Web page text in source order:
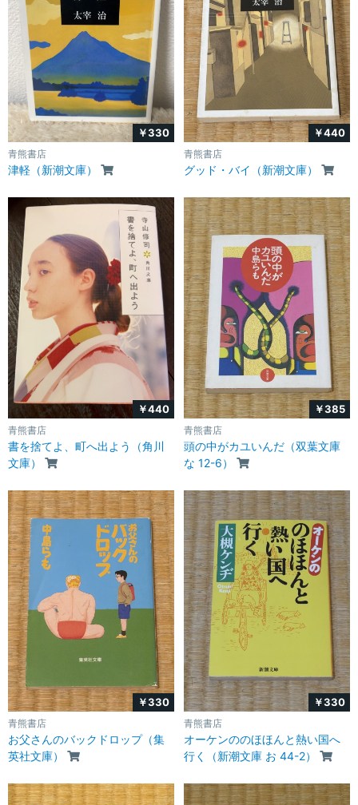
￥330
青熊書店
津軽（新潮文庫）
￥440
青熊書店
グッド・バイ（新潮文庫）
￥440
青熊書店
書を捨てよ、町へ出よう（角川
文庫）
￥385
青熊書店
頭の中がカユいんだ（双葉文庫
な 12-6）
￥330
青熊書店
お父さんのバックドロップ（集
英社文庫）
￥330
青熊書店
オーケンののほほんと熱い国へ
行く（新潮文庫 お 44-2）